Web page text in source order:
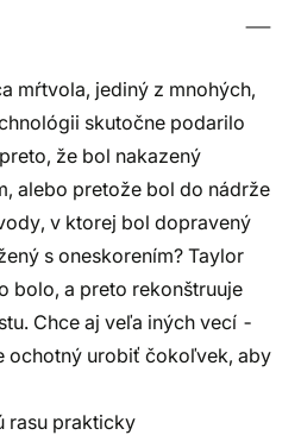
mŕtvola, jediný z mnohých,
skutočne podarilo
že bol nakazený
alebo pretože bol do nádrže
v ktorej bol dopravený
s oneskorením? Taylor
bolo, a preto rekonštruuje
Chce aj veľa iných vecí -
ochotný urobiť čokoľvek, aby
rasu prakticky